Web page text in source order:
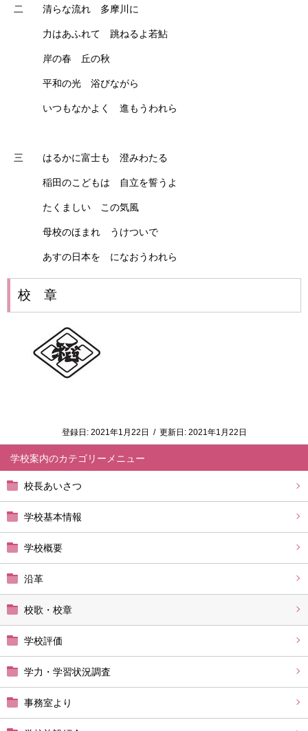
学校案内
校長あいさつ
学校基本情報
学校概要
沿革
校歌・校章
学校評価
学力・学習状況調査
事務室より
二 清らな流れ 多摩川に
力はあふれて 跳ねるよ若鮎
岸の春 丘の秋
平和の光 浴びながら
いつもなかよく 進もうわれら
三 はるかに富士も 澄みわたる
稲田のこどもは 自立を誓うよ
たくましい この気風
母校のほまれ うけついで
あすの日本を になおうわれら
校 章
登録日: 2021年1月22日 / 更新日: 2021年1月22日